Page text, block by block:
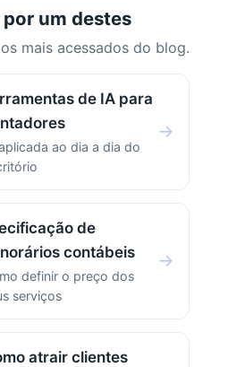
um destes
mais acessados do blog.
de IA para
ao dia a dia do
→
de
contábeis
definir o preço dos
serviços
→
atrair clientes